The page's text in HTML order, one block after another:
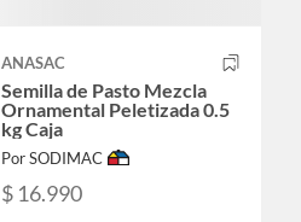
ANASAC
Semilla de Pasto Mezcla
Ornamental Peletizada 0.5
kg Caja
Por SODIMAC
$ 16.990